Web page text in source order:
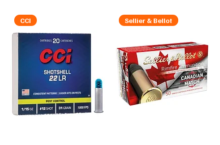
CCI Sellier & Bellot